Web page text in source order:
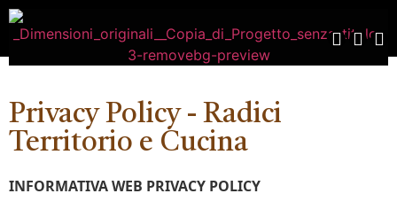
Privacy Policy - Radici
Territorio e Cucina
INFORMATIVA WEB PRIVACY POLICY